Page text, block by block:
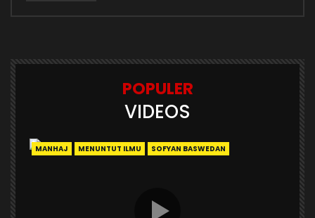
POPULER
VIDEOS
MANHAJ MENUNTUT ILMU SOFYAN BASWEDAN